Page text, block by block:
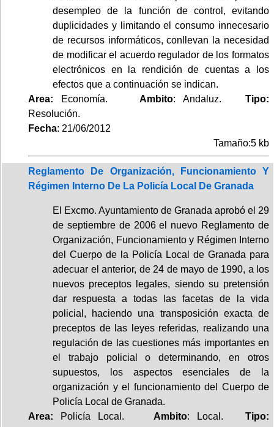
desempleo de la función de control, evitando
duplicidades y limitando el consumo innecesario
de recursos informáticos, conllevan la necesidad
de modificar el acuerdo regulador de los formatos
electrónicos en la rendición de cuentas a los
efectos que a continuación se indican.
Area: Economía. Ambito: Andaluz. Tipo:
Resolución.
Fecha: 21/06/2012
Tamaño:5 kb
Reglamento De Organización, Funcionamiento Y
Régimen Interno De La Policía Local De Granada
El Excmo. Ayuntamiento de Granada aprobó el 29
de septiembre de 2006 el nuevo Reglamento de
Organización, Funcionamiento y Régimen Interno
del Cuerpo de la Policía Local de Granada para
adecuar el anterior, de 24 de mayo de 1990, a los
nuevos preceptos legales, siendo su pretensión
dar respuesta a todas las facetas de la vida
policial, haciendo una transposición exacta de
preceptos de las leyes referidas, realizando una
regulación de las cuestiones más importantes en
el trabajo policial o determinando, en otros
supuestos, los aspectos esenciales de la
organización y el funcionamiento del Cuerpo de
Policía Local de Granada.
Area: Policía Local. Ambito: Local. Tipo: